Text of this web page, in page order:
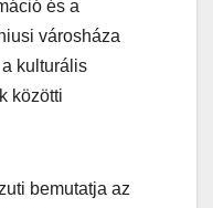
és a
városháza
kulturális
közötti
bemutatja az